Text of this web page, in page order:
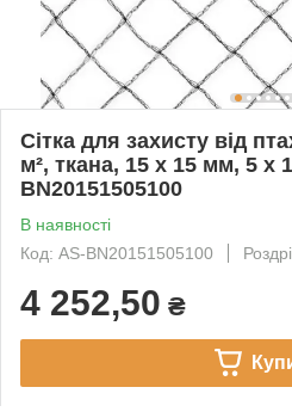
Сітка для захисту від
м², ткана, 15 x 15 мм, 5 x
BN20151505100
В наявності
Код: AS-BN20151505100
4 252,50 ₴